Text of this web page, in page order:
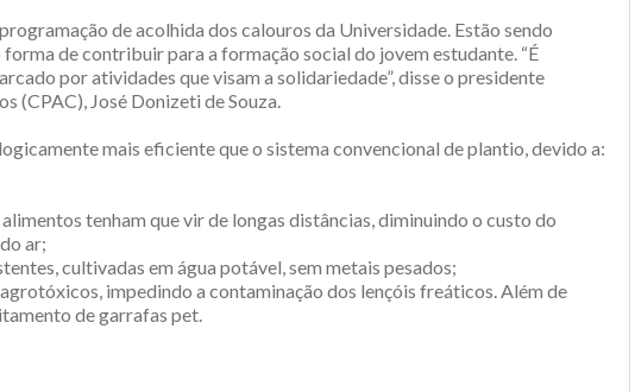
de acolhida dos calouros da Universidade. Estão sendo
de contribuir para a formação social do jovem estudante. “É
por atividades que visam a solidariedade”, disse o presidente
(CPAC), José Donizeti de Souza.
mais eficiente que o sistema convencional de plantio, devido a:
tenham que vir de longas distâncias, diminuindo o custo do
ar;
cultivadas em água potável, sem metais pesados;
impedindo a contaminação dos lençóis freáticos. Além de
de garrafas pet.